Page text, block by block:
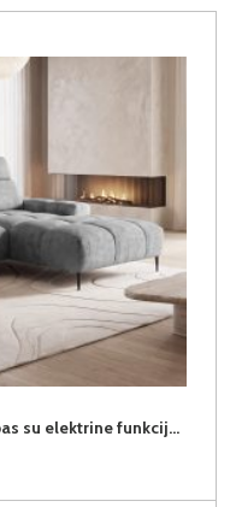
GIOVANNI-S (I gr.) minkštas kampas su elektrine funkcija (Aphrodite-21) D